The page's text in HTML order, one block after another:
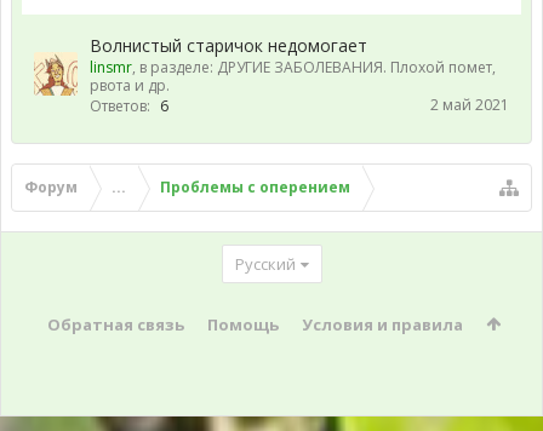
Волнистый старичок недомогает
linsmr, в разделе: ДРУГИЕ ЗАБОЛЕВАНИЯ. Плохой помет,
рвота и др.
Ответов: 6 2 май 2021
Форум ... Проблемы с оперением
Русский
Обратная связь Помощь Условия и правила